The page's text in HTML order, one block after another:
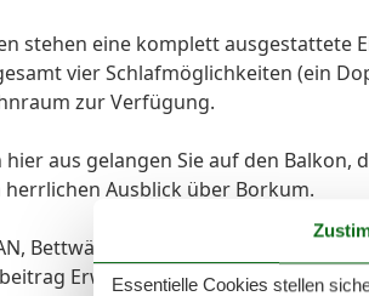
stehen eine komplett ausgestattete
vier Schlafmöglichkeiten (ein
zur Verfügung.
hier aus gelangen Sie auf den Balkon,
herrlichen Ausblick über Borkum.
Bettwäsche und Handtücher sind
Erwachsene in der Hauptsaison
Essentielle Cookies stellen